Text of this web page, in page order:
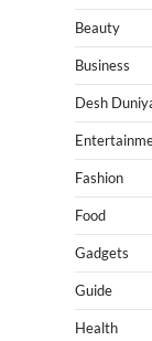
Beauty
Business
Desh
Fashion
Food
Gadgets
Guide
Health